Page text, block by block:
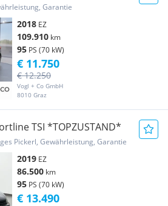
Garantie
2018 EZ
109.910 km
95 PS (70 kW)
Vogl + Co GmbH
8010 Graz
€ 12.250
€ 11.750
TSI *TOPZUSTAND*
Pickerl, Gewährleistung, Garantie
2019 EZ
86.500 km
95 PS (70 kW)
€ 13.490